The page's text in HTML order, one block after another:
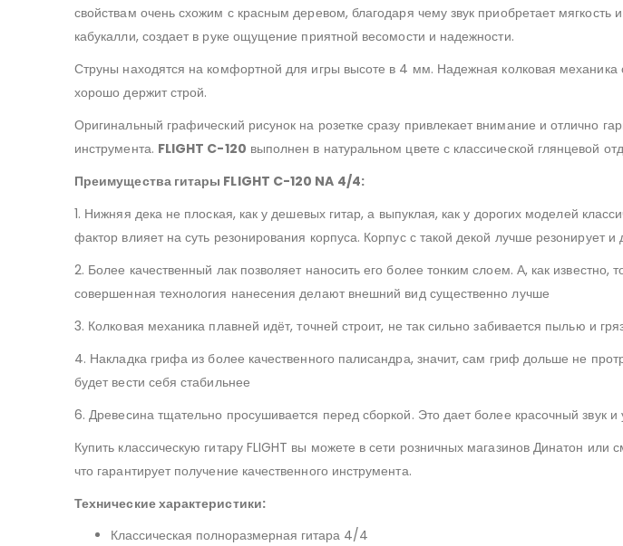
свойствам очень схожим с красным деревом, благодаря чему звук приобретает
кабукалли, создает в руке ощущение приятной весомости и надежности.
Струны находятся на комфортной для игры высоте в 4 мм. Надежная колковая механика
хорошо держит строй.
Оригинальный графический рисунок на розетке сразу привлекает внимание и отлично
инструмента. FLIGHT C-120 выполнен в натуральном цвете с классической глянцевой
Преимущества гитары FLIGHT C-120 NA 4/4:
1. Нижняя дека не плоская, как у дешевых гитар, а выпуклая, как у дорогих моделей
фактор влияет на суть резонирования корпуса. Корпус с такой декой лучше резонирует и
2. Более качественный лак позволяет наносить его более тонким слоем. А, как известно,
совершенная технология нанесения делают внешний вид существенно лучше
3. Колковая механика плавней идёт, точней строит, не так сильно забивается пылью и
4. Накладка грифа из более качественного палисандра, значит, сам гриф дольше не
будет вести себя стабильнее
6. Древесина тщательно просушивается перед сборкой. Это дает более красочный
Купить классическую гитару FLIGHT вы можете в сети розничных магазинов Динатон
что гарантирует получение качественного инструмента.
Технические характеристики:
Классическая полноразмерная гитара 4/4